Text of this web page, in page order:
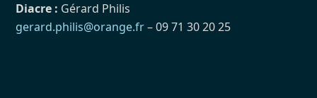
Diacre : Gérard Philis
gerard.philis@orange.fr– 09 71 30 20 25